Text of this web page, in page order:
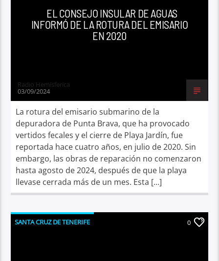
EL CONSEJO INSULAR DE AGUAS
INFORMÓ DE LA ROTURA DEL EMISARIO
EN 2020
Radio Hemisferica
03/09/2024
La rotura del emisario submarino de la
depuradora de Punta Brava, que ha provocado
vertidos fecales y el cierre de Playa Jardín, fue
reportada hace cuatro años, en julio de 2020. Sin
embargo, las obras de reparación no comenzaron
hasta agosto de 2024, después de que la playa
llevase cerrada más de un mes. Esta […]
SANTA CRUZ DE TENERIFE 0